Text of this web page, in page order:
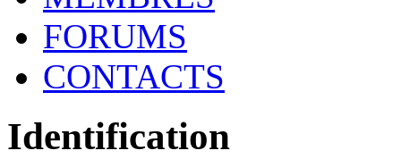
FORUMS
CONTACTS
Identification